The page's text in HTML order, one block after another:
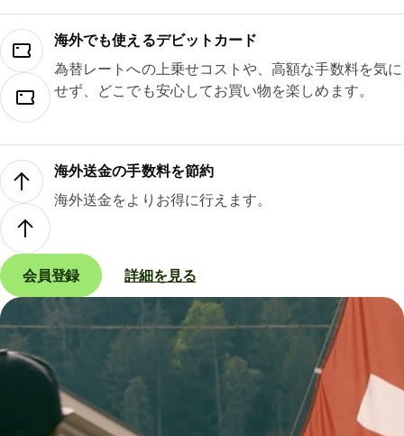
海外でも使えるデビットカード
為替レートへの上乗せコストや、高額な手数料を気に
せず、どこでも安心してお買い物を楽しめます。
海外送金の手数料を節約
海外送金をよりお得に行えます。
会員登録 詳細を見る